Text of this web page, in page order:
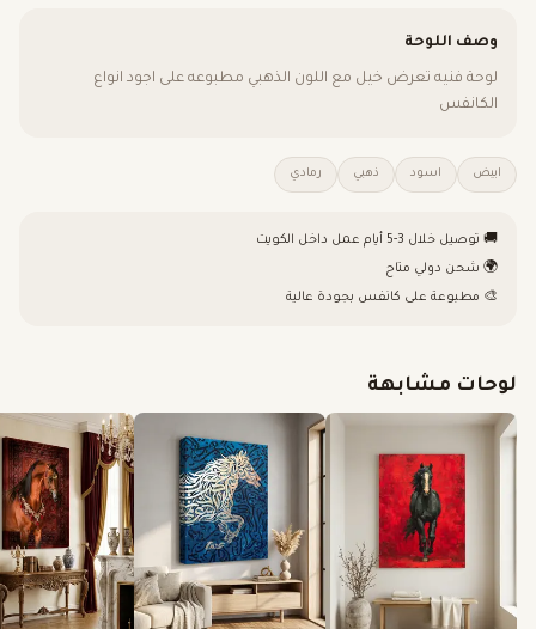
وصف اللوحة
لوحة فنيه تعرض خيل مع اللون الذهبي مطبوعه على اجود انواع
الكانفس
ابيض اسود ذهبي رمادي
🚚 توصيل خلال 3-5 أيام عمل داخل الكويت
🌍 شحن دولي متاح
🎨 مطبوعة على كانفس بجودة عالية
لوحات مشابهة